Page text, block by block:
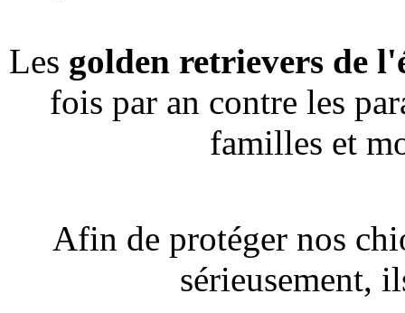
Les golden retrievers de
fois par an contre les
familles et
Afin de protéger nos
sérieusement,